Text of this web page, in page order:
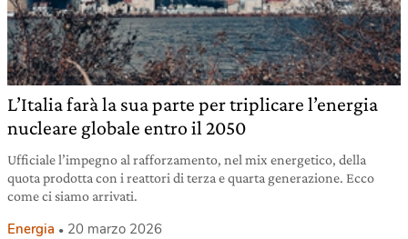
L’Italia farà la sua parte per triplicare l’energia
nucleare globale entro il 2050
Ufficiale l’impegno al rafforzamento, nel mix energetico, della
quota prodotta con i reattori di terza e quarta generazione. Ecco
come ci siamo arrivati.
Energia 20 marzo 2026